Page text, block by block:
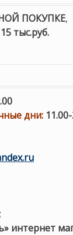
ПОКУПКЕ,
тыс.руб.
дни: